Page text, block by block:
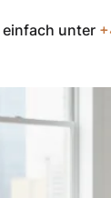
einfach unter